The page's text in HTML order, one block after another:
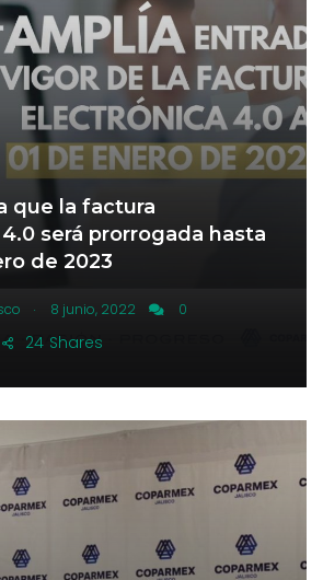
que la factura
será prorrogada hasta
de 2023
. 8 junio, 2022
0
Shares
24